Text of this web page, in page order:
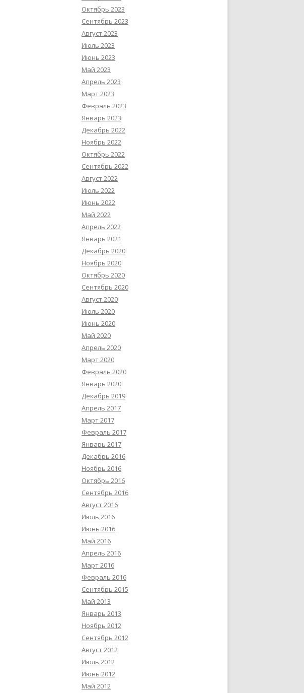
Октябрь 2023
Сентябрь 2023
Август 2023
Июль 2023
Июнь 2023
Май 2023
Апрель 2023
Март 2023
Февраль 2023
Январь 2023
Декабрь 2022
Ноябрь 2022
Октябрь 2022
Сентябрь 2022
Август 2022
Июль 2022
Июнь 2022
Май 2022
Апрель 2022
Январь 2021
Декабрь 2020
Ноябрь 2020
Октябрь 2020
Сентябрь 2020
Август 2020
Июль 2020
Июнь 2020
Май 2020
Апрель 2020
Март 2020
Февраль 2020
Январь 2020
Декабрь 2019
Апрель 2017
Март 2017
Февраль 2017
Январь 2017
Декабрь 2016
Ноябрь 2016
Октябрь 2016
Сентябрь 2016
Август 2016
Июль 2016
Июнь 2016
Май 2016
Апрель 2016
Март 2016
Февраль 2016
Сентябрь 2015
Май 2013
Январь 2013
Ноябрь 2012
Сентябрь 2012
Август 2012
Июль 2012
Июнь 2012
Май 2012